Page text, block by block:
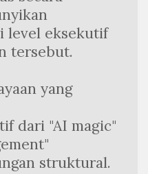
level eksekutif
tersebut.
yang
dari "AI magic"
struktural.